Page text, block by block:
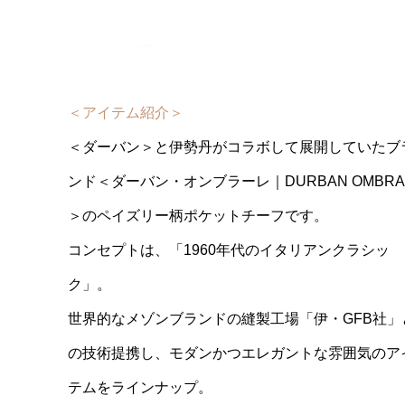
＜アイテム紹介＞
＜ダーバン＞と伊勢丹がコラボして展開していたブ
ンド＜ダーバン・オンブラーレ｜DURBAN
＞のペイズリー柄ポケットチーフです。
コンセプトは、「1960年代のイタリアンクラシッ
ク」。
世界的なメゾンブランドの縫製工場「伊・GFB社」
の技術提携し、モダンかつエレガントな雰囲気のア
テムをラインナップ。